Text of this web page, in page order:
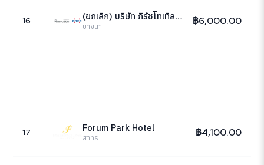
16 (ยกเลิก) บริษัท ภิรัชโทเทิลโซลูชั่นส์ จำกัด
บางนา ฿6,000.00
17 Forum Park Hotel
สาทร ฿4,100.00